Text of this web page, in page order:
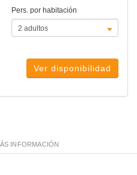
Pers. por habitación
Ver disponibilidad
INFORMACIÓN